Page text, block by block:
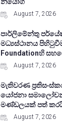
August 7, 2026
පාර්ලිමේන්තු
මධ්‍යස්ථානය
Foundationහි
August 7, 2026
මැතිවරණ
යෝජනා
මණ්ඩලයක් පත්
August 7, 2026